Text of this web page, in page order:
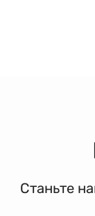
Станьте